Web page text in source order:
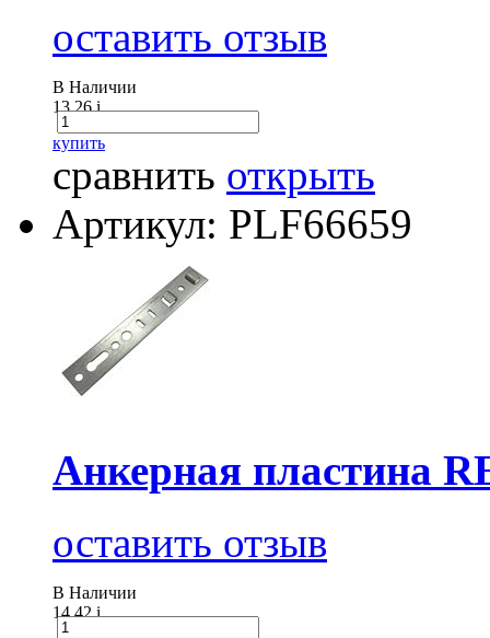
оставить отзыв
В Наличии
13.26i
купить
сравнить открыть
Артикул: PLF66659
Анкерная пластина
оставить отзыв
В Наличии
14.42i